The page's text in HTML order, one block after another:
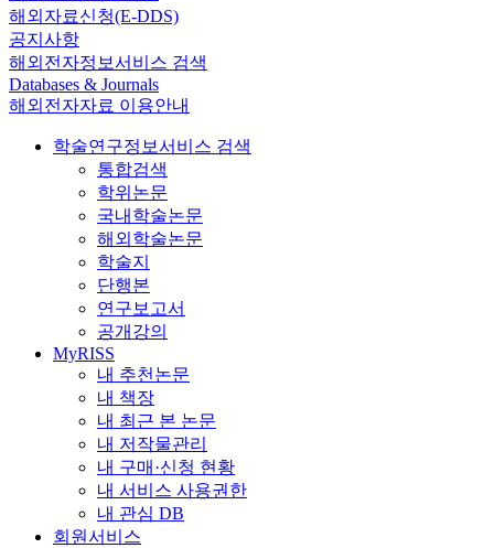
해외자료신청(E-DDS)
공지사항
해외전자정보서비스 검색
Databases & Journals
해외전자자료 이용안내
학술연구정보서비스 검색
통합검색
학위논문
국내학술논문
해외학술논문
학술지
단행본
연구보고서
공개강의
MyRISS
내 추천논문
내 책장
내 최근 본 논문
내 저작물관리
내 구매·신청 현황
내 서비스 사용권한
내 관심 DB
회원서비스